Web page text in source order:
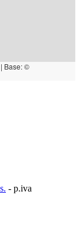
Base: ©
- p.iva